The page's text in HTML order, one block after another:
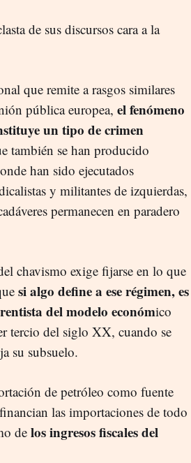
de sus discursos cara a la
que remite a rasgos similares
pública europea, el fenómeno
un tipo de crimen
también se han producido
han sido ejecutados
y militantes de izquierdas,
permanecen en paradero
chavismo exige fijarse en lo que
si algo define a ese régimen, es
del modelo económico
tercio del siglo XX, cuando se
su subsuelo.
de petróleo como fuente
las importaciones de todo
de los ingresos fiscales del